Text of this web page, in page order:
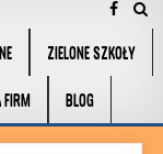
ZIELONE SZKOŁY
FIRM BLOG